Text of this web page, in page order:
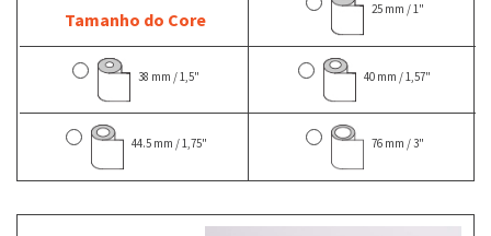
Tamanho do Core 25 mm / 1"
38 mm / 1,5" 40 mm / 1,57"
44.5 mm / 1,75" 76 mm / 3"